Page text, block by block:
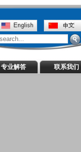
专业解答 联系我们